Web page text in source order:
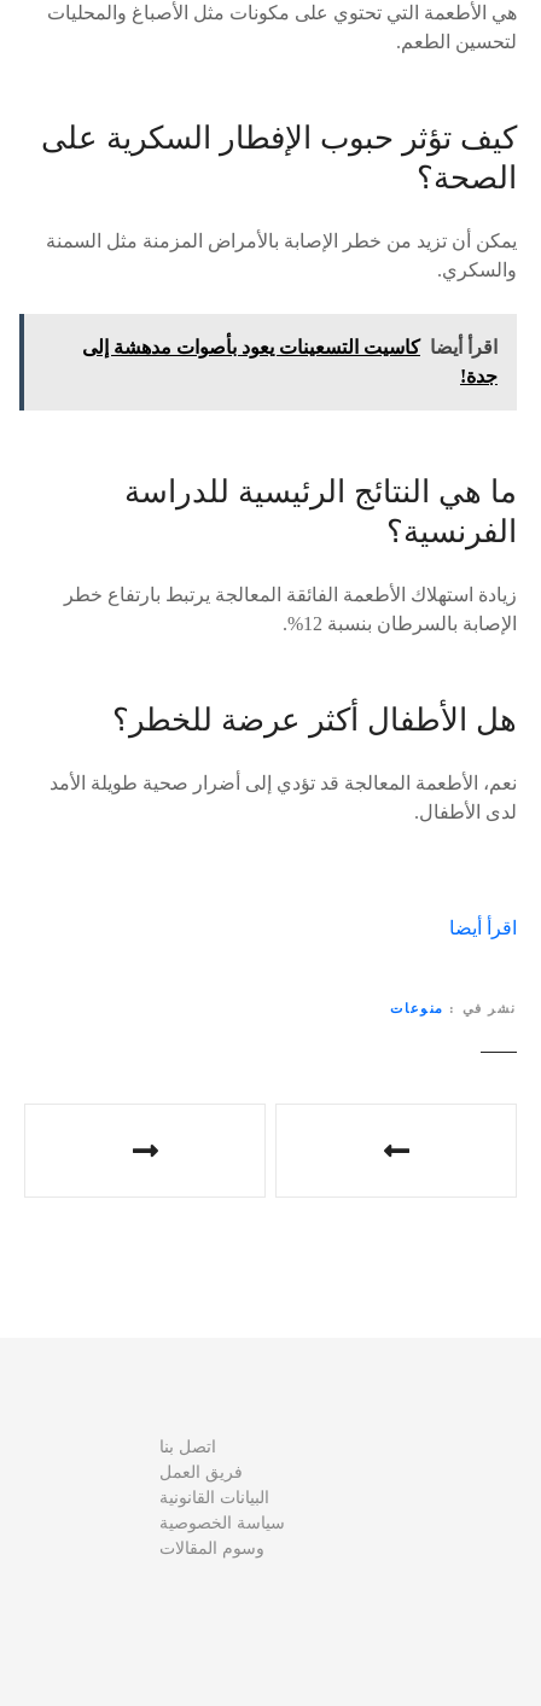
هي الأطعمة التي تحتوي على مكونات مثل الأصباغ والمحليات
لتحسين الطعم.
كيف تؤثر حبوب الإفطار السكرية على
الصحة؟
يمكن أن تزيد من خطر الإصابة بالأمراض المزمنة مثل السمنة
والسكري.
اقرأ أيضا كاسيت التسعينات يعود بأصوات مدهشة إلى
جدة!
ما هي النتائج الرئيسية للدراسة
الفرنسية؟
زيادة استهلاك الأطعمة الفائقة المعالجة يرتبط بارتفاع خطر
الإصابة بالسرطان بنسبة 12%.
هل الأطفال أكثر عرضة للخطر؟
نعم، الأطعمة المعالجة قد تؤدي إلى أضرار صحية طويلة الأمد
لدى الأطفال.
اقرأ أيضا
نشر في منوعات
اتصل بنا
فريق العمل
البيانات القانونية
سياسة الخصوصية
وسوم المقالات